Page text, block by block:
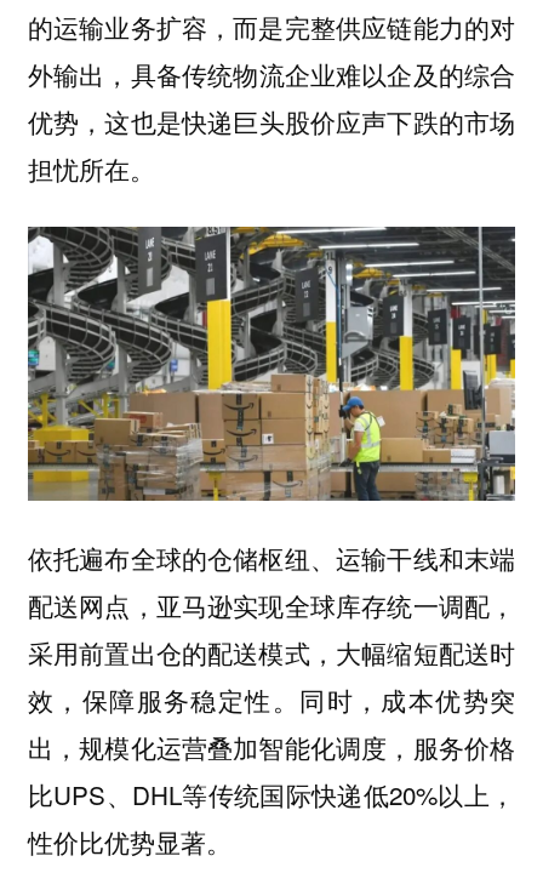
的运输业务扩容，而是完整供应链能力的对
外输出， 具备传统物流企业难以企及的综合
优势，这也是快递巨头股价应声下跌的市场
担忧所在。
依托遍布全球的仓储枢纽、运输干线和末端
配送网点，亚马逊实现全球库存统一调配，
采用前置出仓的配送模式，大幅缩短配送时
效，保障服务稳定性。同时，成本优势突
出，规模化运营叠加智能化调度，服务价格
比UPS、DHL等传统国际快递低20%以上，
性价比优势显著。